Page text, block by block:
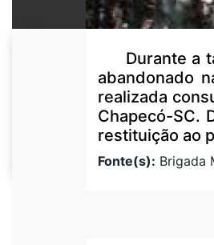
Durante a
abandonado
realizada
Chapecó-SC.
restituição ao
Fonte(s): Brigada